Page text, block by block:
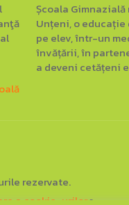
Școala
Unțeni, o
pe elev, într-un
învățării, în
a deveni cetățeni
rezervate.
a cookie-urilor▪